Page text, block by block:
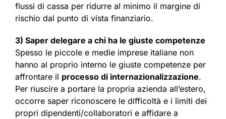
flussi di cassa per ridurre al minimo il margine di
rischio dal punto di vista finanziario.
3) Saper delegare a chi ha le giuste competenze
Spesso le piccole e medie imprese italiane non
hanno al proprio interno le giuste competenze per
affrontare il processo di internazionalizzazione.
Per riuscire a portare la propria azienda all’estero,
occorre saper riconoscere le difficoltà e i limiti dei
propri dipendenti/collaboratori e affidare a